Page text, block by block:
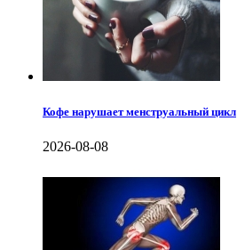
Кофе нарушает менструальный цикл
2026-08-08